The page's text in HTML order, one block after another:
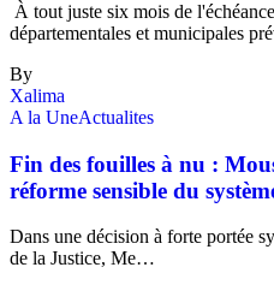
À tout juste six mois de
départementales et municipales
By
Xalima
A la UneActualites
Fin des fouilles à nu :
réforme sensible du
Dans une décision à forte portée
de la Justice, Me…